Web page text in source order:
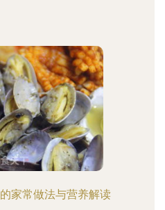
家常做法与营养解读